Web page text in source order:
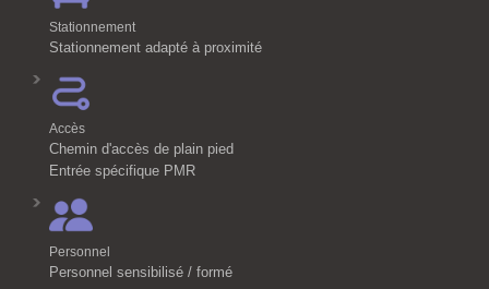
Stationnement
Stationnement adapté à proximité
Accès
Chemin d'accès de plain pied
Entrée spécifique PMR
Personnel
Personnel sensibilisé / formé